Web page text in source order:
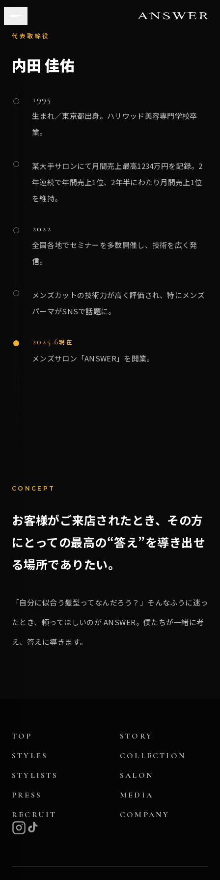
STORY
代表取締役
内田 佳佑
1995
生まれ／東京都出身。ハリウッド美容専門学校卒
業。
某大手サロンにて月間売上最高1234万円を記録。2
年連続で年間売上1位、2年半にわたり月間売上1位
を維持。
2022
全国各地でセミナーを多数開催し、技術を広く発
信。
メンズカットの技術力が高く評価され、特にメンズ
パーマがSNSで話題に。
2025.6現在
メンズサロン「ANSWER」を開業。
CONCEPT
お客様がご来店されたとき、 その方
にとっての最高の“答え”を導き出せ
る場所でありたい。
「自分に似合う髪型ってなんだろう？」そんなふうに迷っ
たとき、頼ってほしいのが ANSWER。僕たちが一緒に考
え、答えに導きます。
TOP
STORY
STYLES
COLLECTION
STYLISTS
SALON
PRESS
MEDIA
RECRUIT
COMPANY